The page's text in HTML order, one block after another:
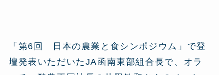
「第6回 日本の農業と食シンポジウム」で登
壇発表いただいたJA函南東部組合長で、オラ